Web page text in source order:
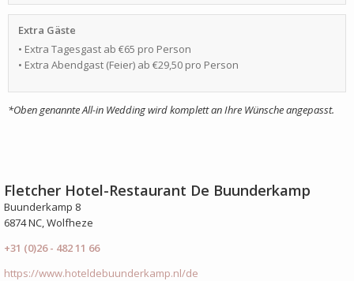
Extra Gäste
• Extra Tagesgast ab €65 pro Person
• Extra Abendgast (Feier) ab €29,50 pro Person
*Oben genannte All-in Wedding wird komplett an Ihre Wünsche angepasst.
Fletcher Hotel-Restaurant De Buunderkamp
Buunderkamp 8
6874 NC, Wolfheze
+31 (0)26 - 482 11 66
https://www.hoteldebuunderkamp.nl/de